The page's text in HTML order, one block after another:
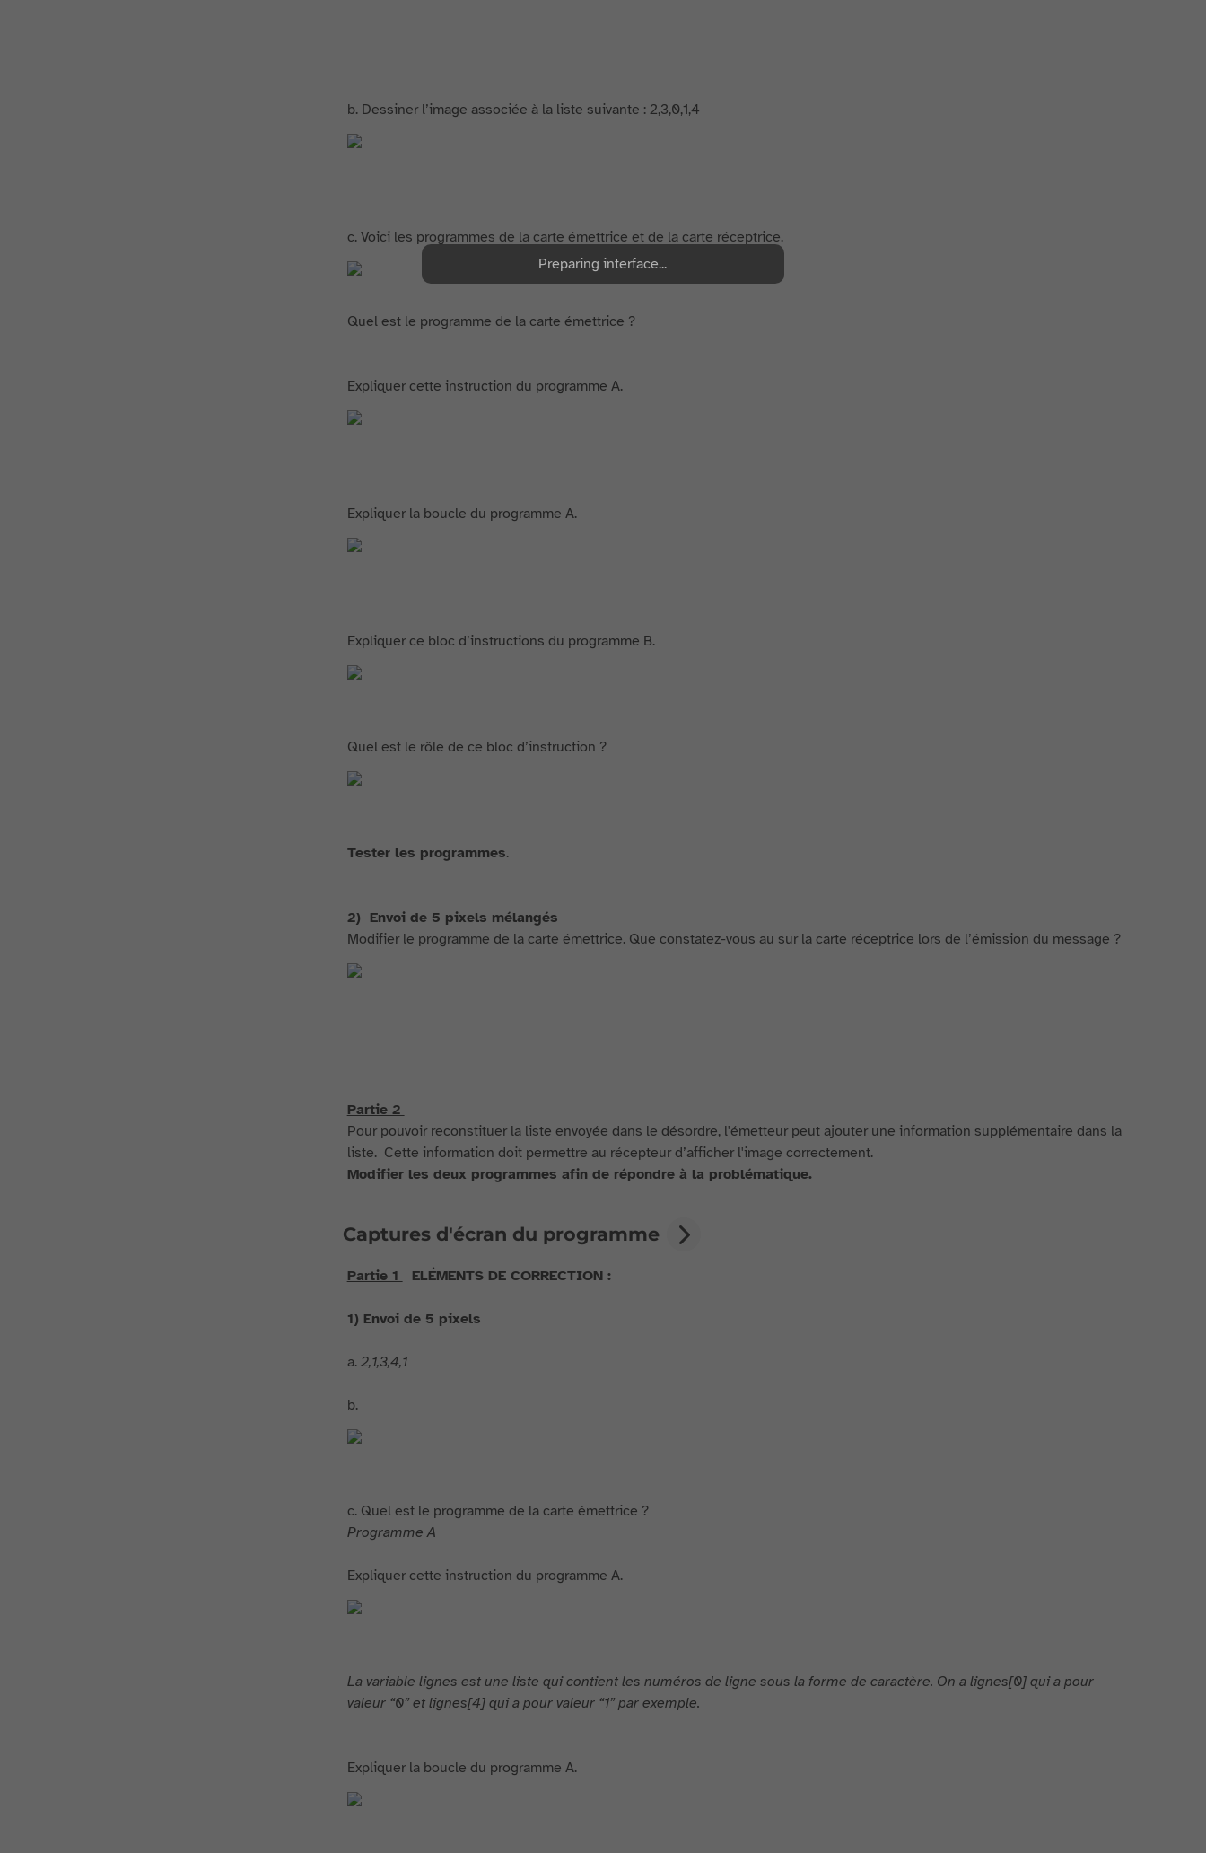
b. Dessiner l’image associée à la liste suivante : 2,3,0,1,4
c. Voici les programmes de la carte émettrice et de la carte réceptrice.
Quel est le programme de la carte émettrice ?
Expliquer cette instruction du programme A.
Expliquer la boucle du programme A.
Expliquer ce bloc d’instructions du programme B.
Quel est le rôle de ce bloc d’instruction ?
Tester les programmes.
2) Envoi de 5 pixels mélangés
Modifier le programme de la carte émettrice. Que constatez-vous au sur la carte réceptrice lors de l’émission du message ?
Partie 2
Pour pouvoir reconstituer la liste envoyée dans le désordre, l'émetteur peut ajouter une information supplémentaire dans la
liste. Cette information doit permettre au récepteur d’afficher l'image correctement.
Modifier les deux programmes afin de répondre à la problématique.
Captures d'écran du programme
Partie 1 ELÉMENTS DE CORRECTION :
1) Envoi de 5 pixels
a. 2,1,3,4,1
b.
c. Quel est le programme de la carte émettrice ?
Programme A
Expliquer cette instruction du programme A.
La variable lignes est une liste qui contient les numéros de ligne sous la forme de caractère. On a lignes[0] qui a pour
valeur “0” et lignes[4] qui a pour valeur “1” par exemple.
Expliquer la boucle du programme A.
Preparing interface...